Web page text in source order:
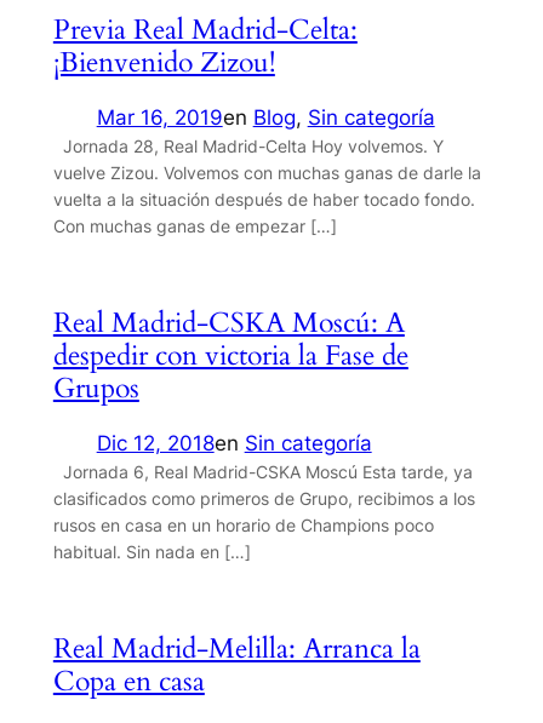
Previa Real Madrid-Celta:
¡Bienvenido Zizou!
Mar 16, 2019en Blog, Sin categoría
Jornada 28, Real Madrid-Celta Hoy volvemos. Y
vuelve Zizou. Volvemos con muchas ganas de darle la
vuelta a la situación después de haber tocado fondo.
Con muchas ganas de empezar […]
Real Madrid-CSKA Moscú: A
despedir con victoria la Fase de
Grupos
Dic 12, 2018en Sin categoría
Jornada 6, Real Madrid-CSKA Moscú Esta tarde, ya
clasificados como primeros de Grupo, recibimos a los
rusos en casa en un horario de Champions poco
habitual. Sin nada en […]
Real Madrid-Melilla: Arranca la
Copa en casa